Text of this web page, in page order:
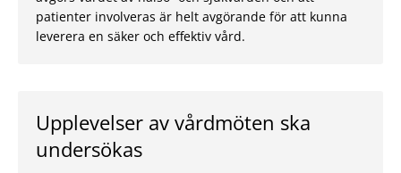
patienter involveras är helt avgörande för att kunna
leverera en säker och effektiv vård.
Upplevelser av vårdmöten ska
undersökas